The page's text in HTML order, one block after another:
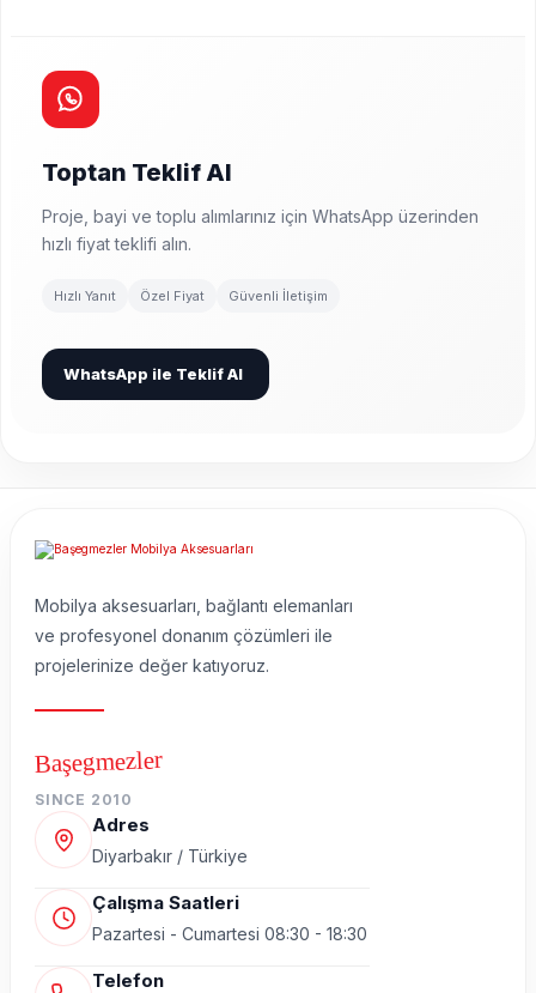
Toptan Teklif Al
Proje, bayi ve toplu alımlarınız için WhatsApp üzerinden
hızlı fiyat teklifi alın.
Hızlı Yanıt Özel Fiyat Güvenli İletişim
WhatsApp ile Teklif Al
Mobilya aksesuarları, bağlantı elemanları
ve profesyonel donanım çözümleri ile
projelerinize değer katıyoruz.
Başegmezler
SINCE 2010
Adres
Diyarbakır / Türkiye
Çalışma Saatleri
Pazartesi - Cumartesi 08:30 - 18:30
Telefon